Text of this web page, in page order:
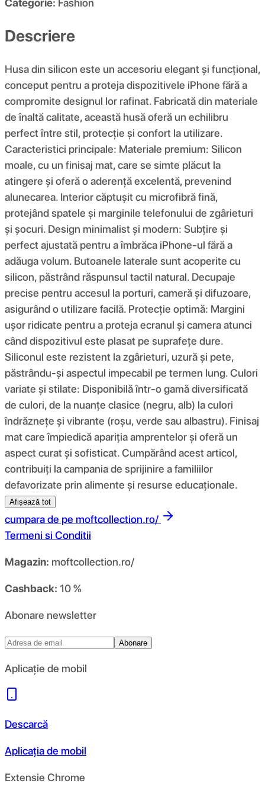
Categorie: Fashion
Descriere
Husa din silicon este un accesoriu elegant și funcțional,
conceput pentru a proteja dispozitivele iPhone fără a
compromite designul lor rafinat. Fabricată din materiale
de înaltă calitate, această husă oferă un echilibru
perfect între stil, protecție și confort la utilizare.
Caracteristici principale: Materiale premium: Silicon
moale, cu un finisaj mat, care se simte plăcut la
atingere și oferă o aderență excelentă, prevenind
alunecarea. Interior căptușit cu microfibră fină,
protejând spatele și marginile telefonului de zgârieturi
și șocuri. Design minimalist și modern: Subțire și
perfect ajustată pentru a îmbrăca iPhone-ul fără a
adăuga volum. Butoanele laterale sunt acoperite cu
silicon, păstrând răspunsul tactil natural. Decupaje
precise pentru accesul la porturi, cameră și difuzoare,
asigurând o utilizare facilă. Protecție optimă: Margini
ușor ridicate pentru a proteja ecranul și camera atunci
când dispozitivul este plasat pe suprafețe dure.
Siliconul este rezistent la zgârieturi, uzură și pete,
păstrându-și aspectul impecabil pe termen lung. Culori
variate și stilate: Disponibilă într-o gamă diversificată
de culori, de la nuanțe clasice (negru, alb) la culori
îndrăznețe și vibrante (roșu, verde sau albastru). Finisaj
mat care împiedică apariția amprentelor și oferă un
aspect curat și sofisticat. Cumpărând acest articol,
contribuiți la campania de sprijinire a familiilor
defavorizate prin alimente și resurse educaționale.
Afișează tot
cumpara de pe moftcollection.ro/
Termeni si Conditii
Magazin: moftcollection.ro/
Cashback: 10 %
Abonare newsletter
Abonare
Aplicație de mobil
Descarcă
Aplicația de mobil
Extensie Chrome